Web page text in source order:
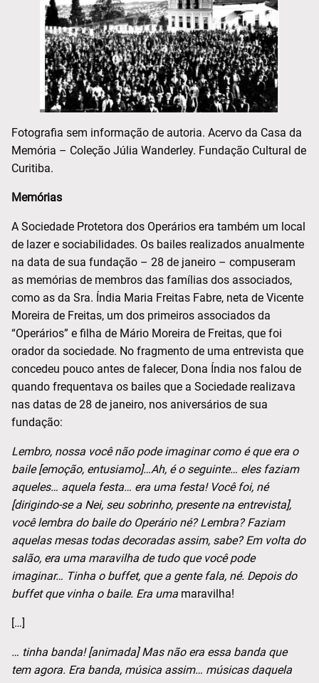
Fotografia sem informação de autoria. Acervo da Casa da
Memória – Coleção Júlia Wanderley. Fundação Cultural de
Curitiba.
Memórias
A Sociedade Protetora dos Operários era também um local
de lazer e sociabilidades. Os bailes realizados anualmente
na data de sua fundação – 28 de janeiro – compuseram
as memórias de membros das famílias dos associados,
como as da Sra. Índia Maria Freitas Fabre, neta de Vicente
Moreira de Freitas, um dos primeiros associados da
“Operários” e filha de Mário Moreira de Freitas, que foi
orador da sociedade. No fragmento de uma entrevista que
concedeu pouco antes de falecer, Dona Índia nos falou de
quando frequentava os bailes que a Sociedade realizava
nas datas de 28 de janeiro, nos aniversários de sua
fundação:
Lembro, nossa você não pode imaginar como é que era o
baile [emoção, entusiamo]…Ah, é o seguinte… eles faziam
aqueles… aquela festa… era uma festa! Você foi, né
[dirigindo-se a Nei, seu sobrinho, presente na entrevista],
você lembra do baile do Operário né? Lembra? Faziam
aquelas mesas todas decoradas assim, sabe? Em volta do
salão, era uma maravilha de tudo que você pode
imaginar… Tinha o buffet, que a gente fala, né. Depois do
buffet que vinha o baile. Era uma maravilha!
[…]
… tinha banda! [animada] Mas não era essa banda que
tem agora. Era banda, música assim… músicas daquela